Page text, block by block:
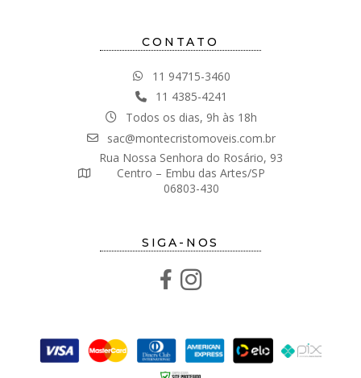
CONTATO
11 94715-3460
11 4385-4241
Todos os dias, 9h às 18h
sac@montecristomoveis.com.br
Rua Nossa Senhora do Rosário, 93
Centro – Embu das Artes/SP
06803-430
SIGA-NOS